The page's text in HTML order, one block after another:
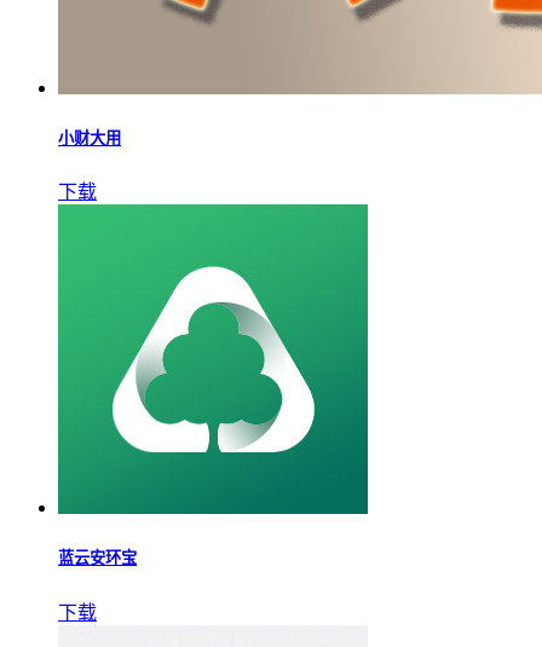
小财大用
下载
蓝云安环宝
下载